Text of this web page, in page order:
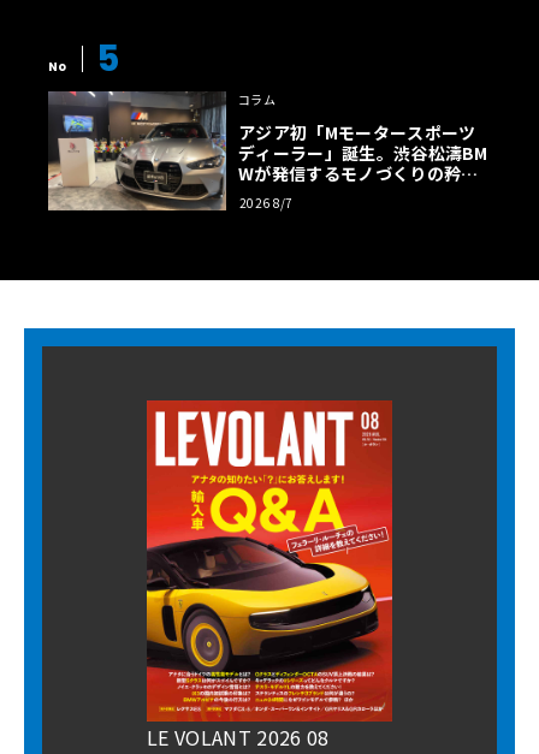
No 5
コラム
アジア初「Mモータースポーツ
ディーラー」誕生。渋谷松濤BM
Wが発信するモノづくりの矜持
【木下隆之コラム】
2026 8/7
LE VOLANT 2026 08